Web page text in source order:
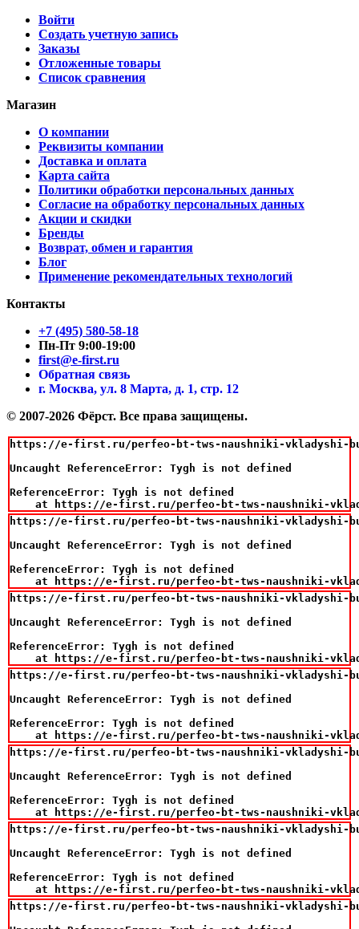
Войти
Создать учетную запись
Заказы
Отложенные товары
Список сравнения
Магазин
О компании
Реквизиты компании
Доставка и оплата
Карта сайта
Политики обработки персональных данных
Согласие на обработку персональных данных
Акции и скидки
Бренды
Возврат, обмен и гарантия
Блог
Применение рекомендательных технологий
Контакты
+7 (495) 580-58-18
Пн-Пт 9:00-19:00
first@e-first.ru
Обратная связь
г. Москва, ул. 8 Марта, д. 1, стр. 12
© 2007-2026 Фёрст. Все права защищены.
https://e-first.ru/perfeo-bt-tws-naushniki-vkladyshi-
Uncaught ReferenceError: Tygh is not defined
ReferenceError: Tygh is not defined
at https://e-first.ru/perfeo-bt-tws-naushniki-
https://e-first.ru/perfeo-bt-tws-naushniki-vkladyshi-
Uncaught ReferenceError: Tygh is not defined
ReferenceError: Tygh is not defined
at https://e-first.ru/perfeo-bt-tws-naushniki-
https://e-first.ru/perfeo-bt-tws-naushniki-vkladyshi-
Uncaught ReferenceError: Tygh is not defined
ReferenceError: Tygh is not defined
at https://e-first.ru/perfeo-bt-tws-naushniki-
https://e-first.ru/perfeo-bt-tws-naushniki-vkladyshi-
Uncaught ReferenceError: Tygh is not defined
ReferenceError: Tygh is not defined
at https://e-first.ru/perfeo-bt-tws-naushniki-
https://e-first.ru/perfeo-bt-tws-naushniki-vkladyshi-
Uncaught ReferenceError: Tygh is not defined
ReferenceError: Tygh is not defined
at https://e-first.ru/perfeo-bt-tws-naushniki-
https://e-first.ru/perfeo-bt-tws-naushniki-vkladyshi-
Uncaught ReferenceError: Tygh is not defined
ReferenceError: Tygh is not defined
at https://e-first.ru/perfeo-bt-tws-naushniki-
https://e-first.ru/perfeo-bt-tws-naushniki-vkladyshi-